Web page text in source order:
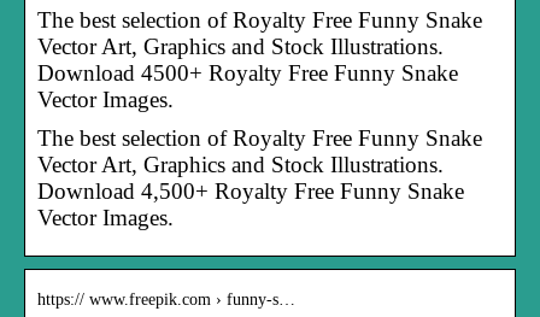
The best selection of Royalty Free Funny Snake
Vector Art, Graphics and Stock Illustrations.
Download 4500+ Royalty Free Funny Snake
Vector Images.
The best selection of Royalty Free Funny Snake
Vector Art, Graphics and Stock Illustrations.
Download 4,500+ Royalty Free Funny Snake
Vector Images.
https:// www.freepik.com › funny-s…